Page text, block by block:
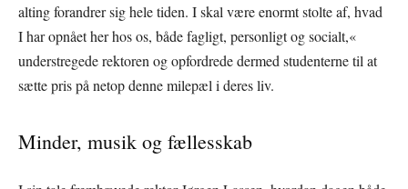
alting forandrer sig hele tiden. I skal være enormt stolte af, hvad
I har opnået her hos os, både fagligt, personligt og socialt,«
understregede rektoren og opfordrede dermed studenterne til at
sætte pris på netop denne milepæl i deres liv.
Minder, musik og fællesskab